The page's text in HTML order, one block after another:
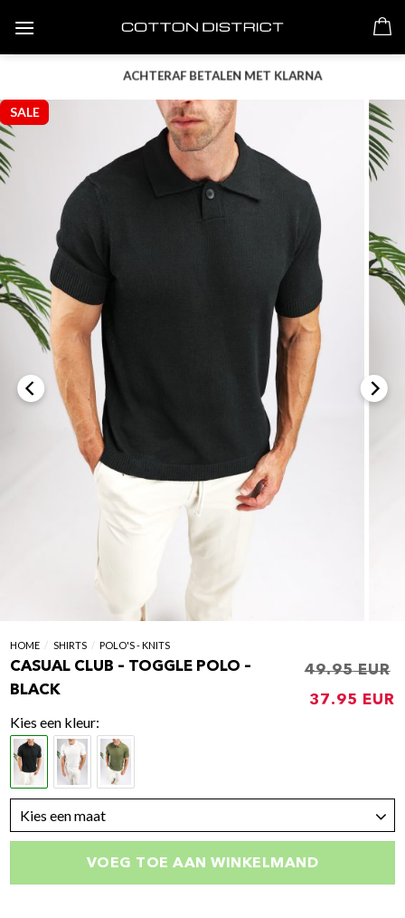
content
ACHTERAF BETALEN MET KLARNA
SALE
HOME / SHIRTS / POLO'S - KNITS
CASUAL CLUB – TOGGLE POLO –
BLACK
49.95
37.95
kleur
Kies een maat
VOEG TOE AAN WINKELMAND